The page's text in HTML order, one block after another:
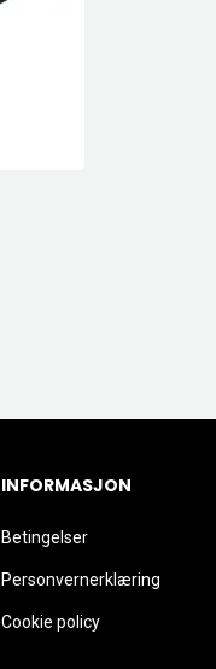
INFORMASJON
Betingelser
Personvernerklæring
Cookie policy